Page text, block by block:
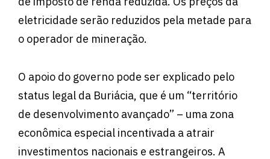
eletricidade serão reduzidos pela metade para
o operador de mineração.
O apoio do governo pode ser explicado pelo
status legal da Buriácia, que é um “território
de desenvolvimento avançado” – uma zona
econômica especial incentivada a atrair
investimentos nacionais e estrangeiros. A